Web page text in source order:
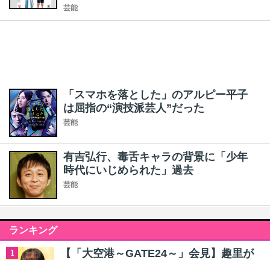
芸能
「スマホを落とした」のアルピー平子
は屈指の“演技派芸人”だった
芸能
有吉弘行、毒舌キャラの背景に「少年
時代にいじめられた」過去
芸能
ランキング
1
【「大空港～GATE24～」会見】趣里が